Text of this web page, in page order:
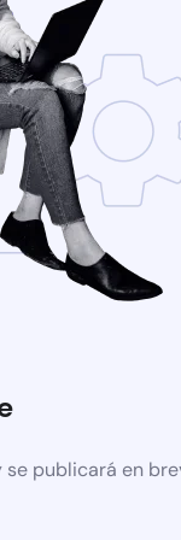
se publicará en